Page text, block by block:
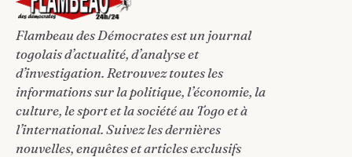
Flambeau des Démocrates est un journal
togolais d’actualité, d’analyse et
d’investigation. Retrouvez toutes les
informations sur la politique, l’économie, la
culture, le sport et la société au Togo et à
l’international. Suivez les dernières
nouvelles, enquêtes et articles exclusifs